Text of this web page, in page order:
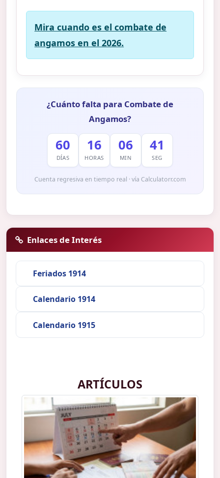
Mira cuando es el combate de
angamos en el 2026.
¿Cuánto falta para Combate de
Angamos?
60
DÍAS
16
HORAS
06
MIN
40
SEG
Cuenta regresiva en tiempo real · vía Calculatorr.com
Enlaces de Interés
Feriados 1914
Calendario 1914
Calendario 1915
ARTÍCULOS